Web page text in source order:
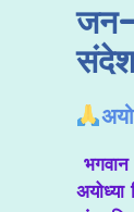
जन-
संदेश